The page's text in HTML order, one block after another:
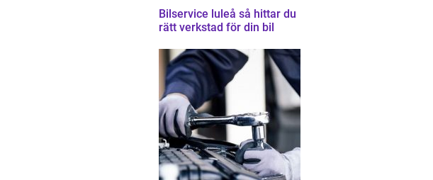
Bilservice luleå så hittar du
rätt verkstad för din bil